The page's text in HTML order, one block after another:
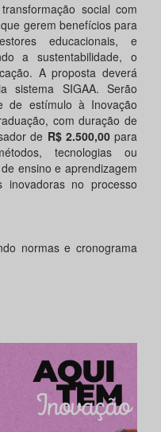
social com
gerem benefícios para
educacionais, e
a sustentabilidade, o
A proposta deverá
sistema SIGAA. Serão
estímulo à Inovação
com duração de
de R$ 2.500,00para
tecnologias ou
ensino e aprendizagem
no processo
normas e cronograma